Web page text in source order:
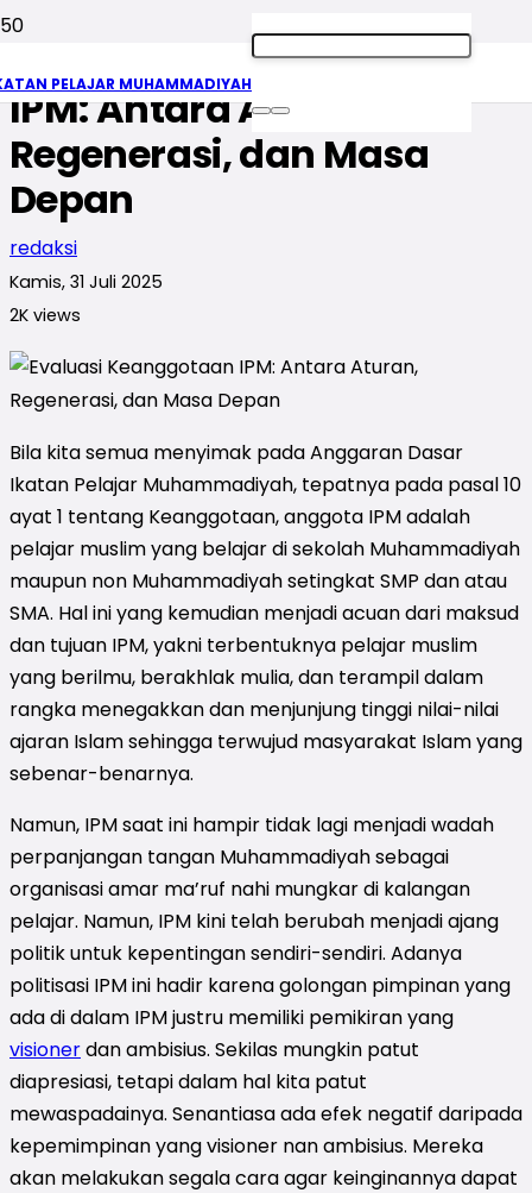
PELAJAR MUHAMMADIYAH
Evaluasi Keanggotaan
IPM: Antara Aturan,
Regenerasi, dan Masa
Depan
redaksi
Kamis, 31 Juli 2025
2K views
Bila kita semua menyimak pada Anggaran Dasar
Ikatan Pelajar Muhammadiyah, tepatnya pada pasal 10
ayat 1 tentang Keanggotaan, anggota IPM adalah
pelajar muslim yang belajar di sekolah Muhammadiyah
maupun non Muhammadiyah setingkat SMP dan atau
SMA. Hal ini yang kemudian menjadi acuan dari maksud
dan tujuan IPM, yakni terbentuknya pelajar muslim
yang berilmu, berakhlak mulia, dan terampil dalam
rangka menegakkan dan menjunjung tinggi nilai-nilai
ajaran Islam sehingga terwujud masyarakat Islam yang
sebenar-benarnya.
Namun, IPM saat ini hampir tidak lagi menjadi wadah
perpanjangan tangan Muhammadiyah sebagai
organisasi amar ma’ruf nahi mungkar di kalangan
pelajar. Namun, IPM kini telah berubah menjadi ajang
politik untuk kepentingan sendiri-sendiri. Adanya
politisasi IPM ini hadir karena golongan pimpinan yang
ada di dalam IPM justru memiliki pemikiran yang
visionerdan ambisius. Sekilas mungkin patut
diapresiasi, tetapi dalam hal kita patut
mewaspadainya. Senantiasa ada efek negatif daripada
kepemimpinan yang visioner nan ambisius. Mereka
akan melakukan segala cara agar keinginannya dapat